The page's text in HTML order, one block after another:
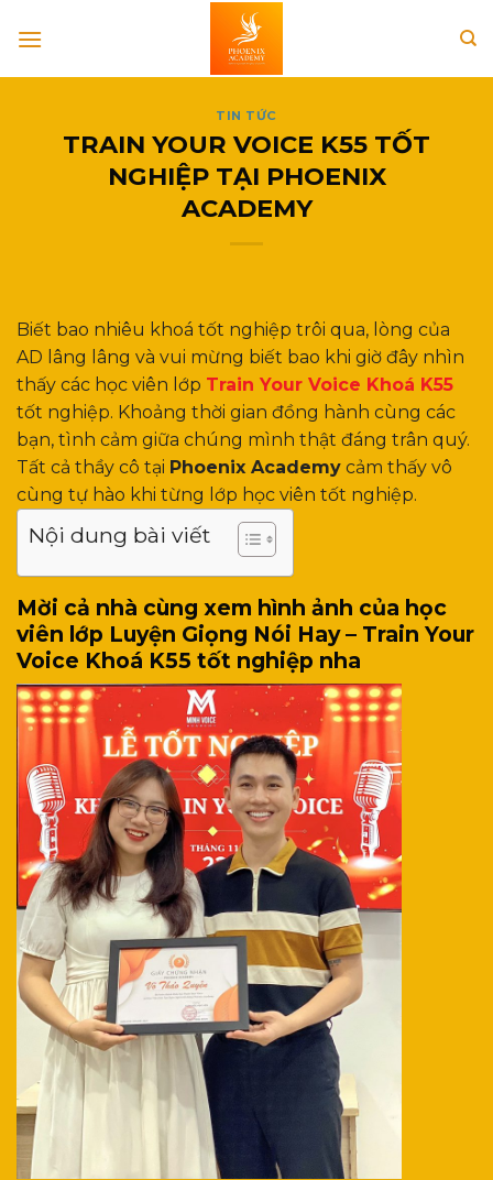
TIN TỨC
TRAIN YOUR VOICE K55 TỐT
NGHIỆP TẠI PHOENIX
ACADEMY
Biết bao nhiêu khoá tốt nghiệp trôi qua, lòng của
AD lâng lâng và vui mừng biết bao khi giờ đây nhìn
thấy các học viên lớp Train Your Voice Khoá K55
tốt nghiệp. Khoảng thời gian đồng hành cùng các
bạn, tình cảm giữa chúng mình thật đáng trân quý.
Tất cả thầy cô tại Phoenix Academy cảm thấy vô
cùng tự hào khi từng lớp học viên tốt nghiệp.
Nội dung bài viết
Mời cả nhà cùng xem hình ảnh của học
viên lớp Luyện Giọng Nói Hay – Train Your
Voice Khoá K55 tốt nghiệp nha